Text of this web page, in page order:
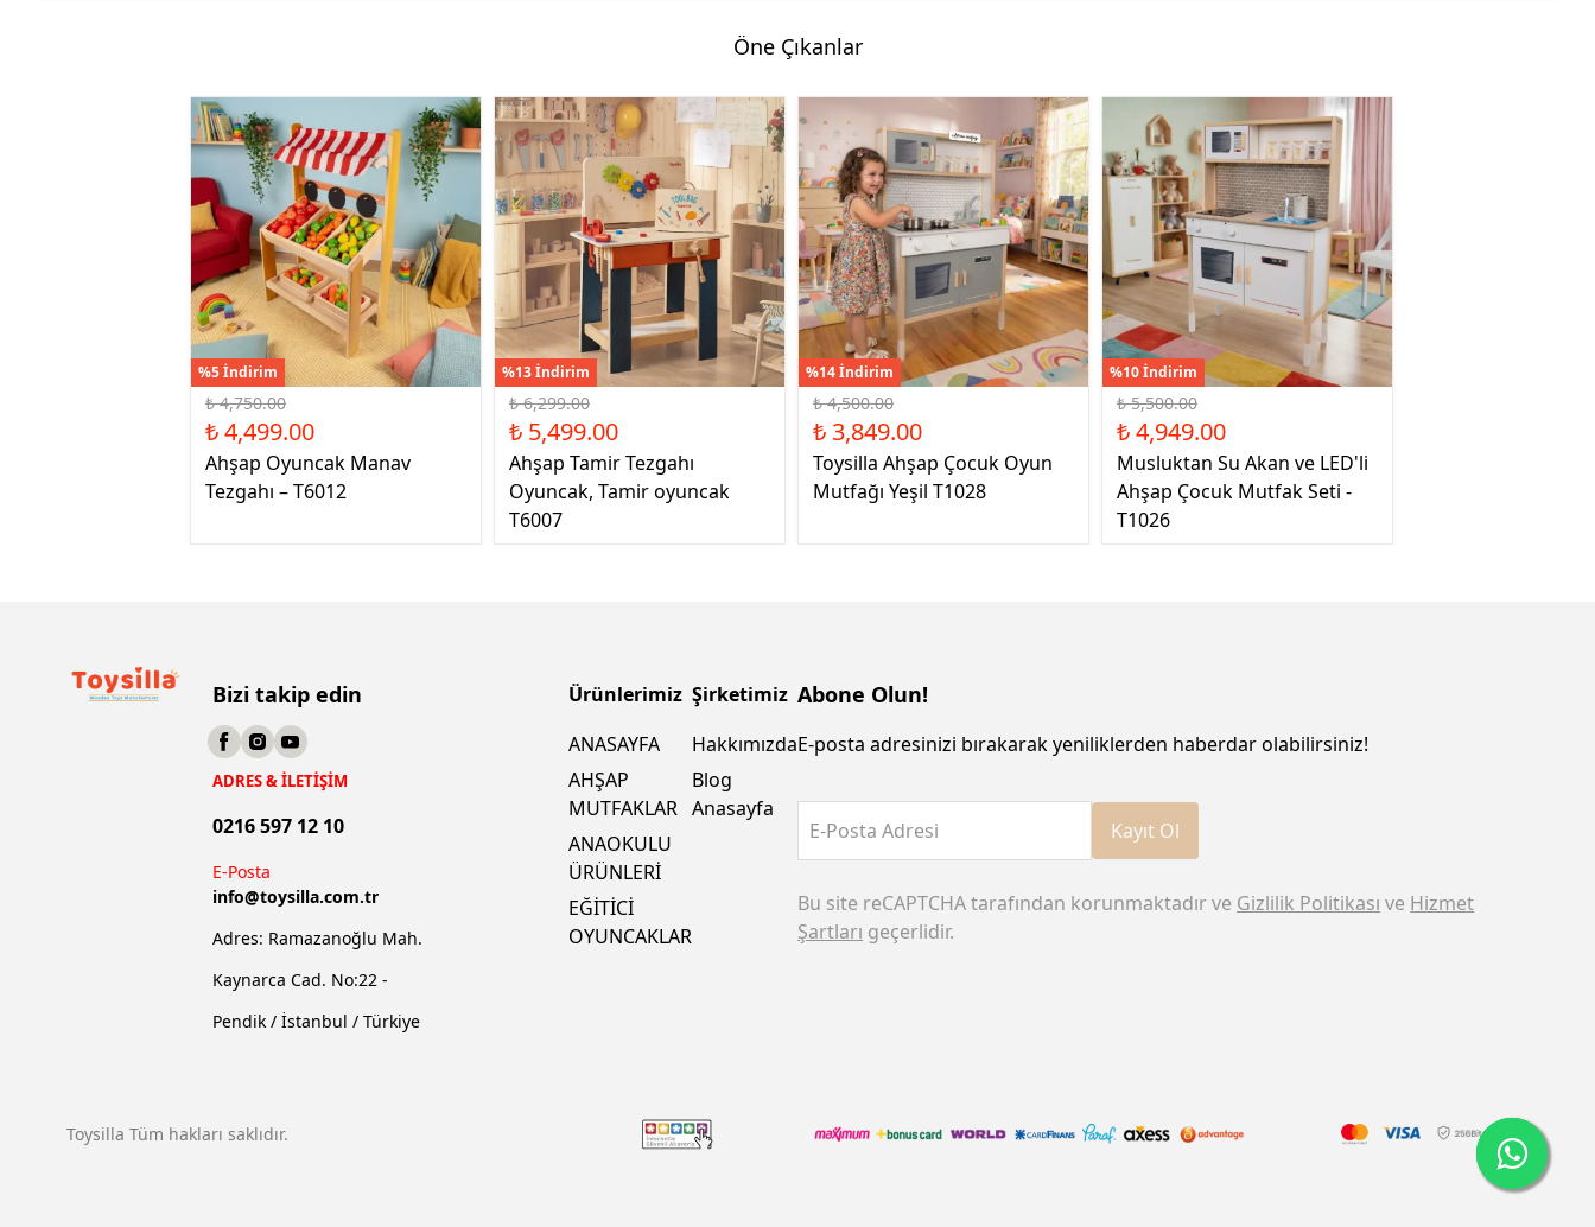
Öne Çıkanlar
%5 İndirim
₺ 4,750.00
₺ 4,499.00
Ahşap Oyuncak Manav
Tezgahı – T6012
%13 İndirim
₺ 6,299.00
₺ 5,499.00
Ahşap Tamir Tezgahı
Oyuncak, Tamir oyuncak
T6007
%14 İndirim
₺ 4,500.00
₺ 3,849.00
Toysilla Ahşap Çocuk Oyun
Mutfağı Yeşil T1028
%10 İndirim
₺ 5,500.00
₺ 4,949.00
Musluktan Su Akan ve LED'li
Ahşap Çocuk Mutfak Seti -
T1026
Bizi takip edin
ADRES & İLETİŞİM
0216 597 12 10
E-Posta
info@toysilla.com.tr
Adres: Ramazanoğlu Mah.
Kaynarca Cad. No:22 -
Pendik / İstanbul / Türkiye
Ürünlerimiz
ANASAYFA
AHŞAP
MUTFAKLAR
ANAOKULU
ÜRÜNLERİ
EĞİTİCİ
OYUNCAKLAR
Şirketimiz
Hakkımızda
Blog
Anasayfa
Abone Olun!
E-posta adresinizi bırakarak yeniliklerden haberdar olabilirsiniz!
E-Posta Adresi Kayıt Ol
Bu site reCAPTCHA tarafından korunmaktadır ve Gizlilik Politikası ve Hizmet
Şartları geçerlidir.
Toysilla Tüm hakları saklıdır.